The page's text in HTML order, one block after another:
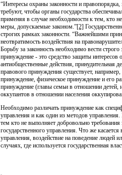
“Интересы охраны законности и
требуют, чтобы органы государства
применяя в случае необходимости к тем, кто
меры, допускаемые законом.”[2]
строгих рамках законности. “Важнейшими
неотвратимость воздействия на
Борьбу за законность необходимо вести
принуждение - это средство защиты
антиобщественные действия, принудительная
правового принуждения существует, например,
принуждение, физическое принуждение и его
принуждение (главы семьи в отношении
оккупантов в отношении населения
Необходимо различать принуждение как
управления и как один из методов
тем кто не выполняет добровольно требования
государственного управления. Что же
управления, воздействие на поведение людей
случаях, где используется государственная